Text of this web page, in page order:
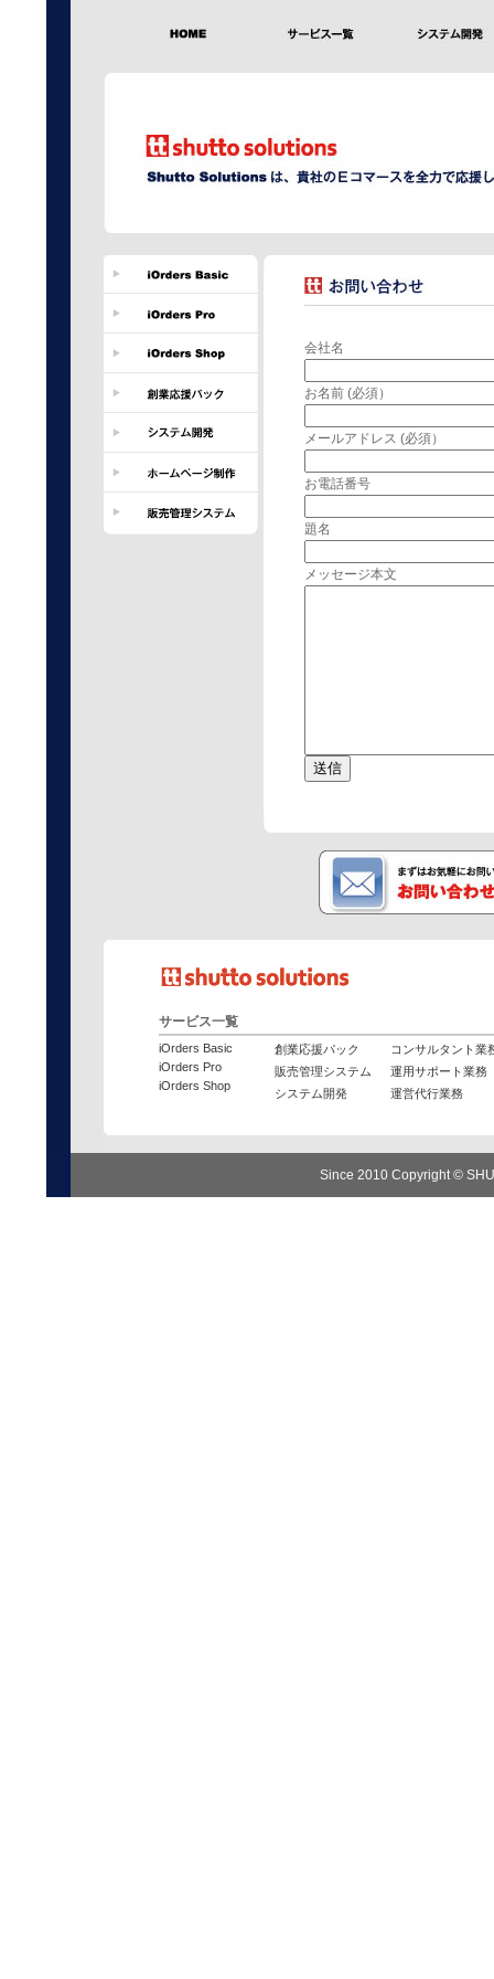
会社名
お名前 (必須）
メールアドレス (必須）
お電話番号
題名
メッセージ本文
サービス一覧
iOrders Basic
iOrders Pro
iOrders Shop
創業応援パック
販売管理システム
システム開発
コンサルタント業
運用サポート業務
運営代行業務
Since 2010 Copyright ©